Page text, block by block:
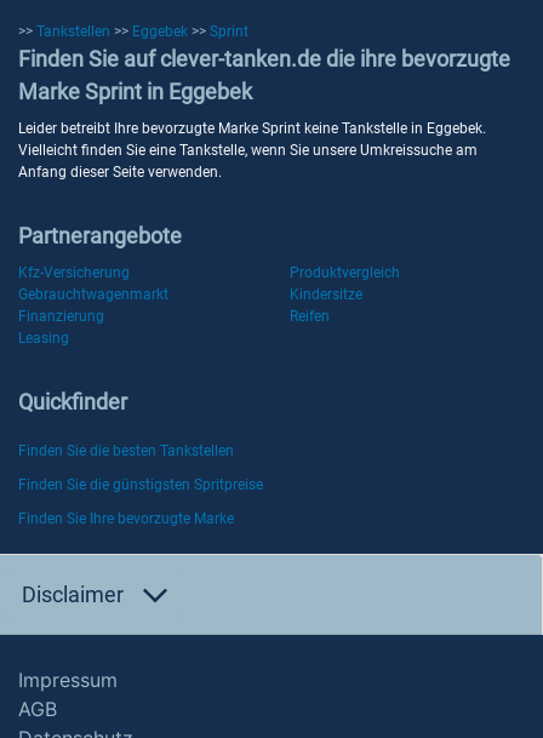
>> Tankstellen >> Eggebek >> Sprint
Finden Sie auf clever-tanken.de die ihre bevorzugte
Marke Sprint in Eggebek
Leider betreibt Ihre bevorzugte Marke Sprint keine Tankstelle in Eggebek.
Vielleicht finden Sie eine Tankstelle, wenn Sie unsere Umkreissuche am
Anfang dieser Seite verwenden.
Partnerangebote
Kfz-Versicherung
Produktvergleich
Gebrauchtwagenmarkt
Kindersitze
Finanzierung
Reifen
Leasing
Quickfinder
Finden Sie die besten Tankstellen
Finden Sie die günstigsten Spritpreise
Finden Sie Ihre bevorzugte Marke
Disclaimer
Impressum
AGB